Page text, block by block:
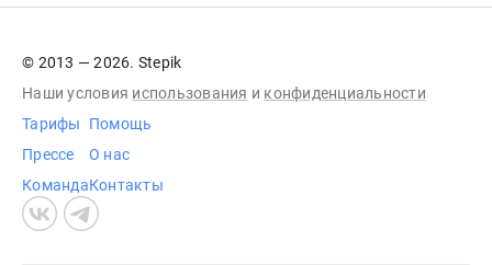
© 2013 — 2026. Stepik
Наши условия использования и конфиденциальности
Тарифы
Прессе
Команда
Помощь
О нас
Контакты